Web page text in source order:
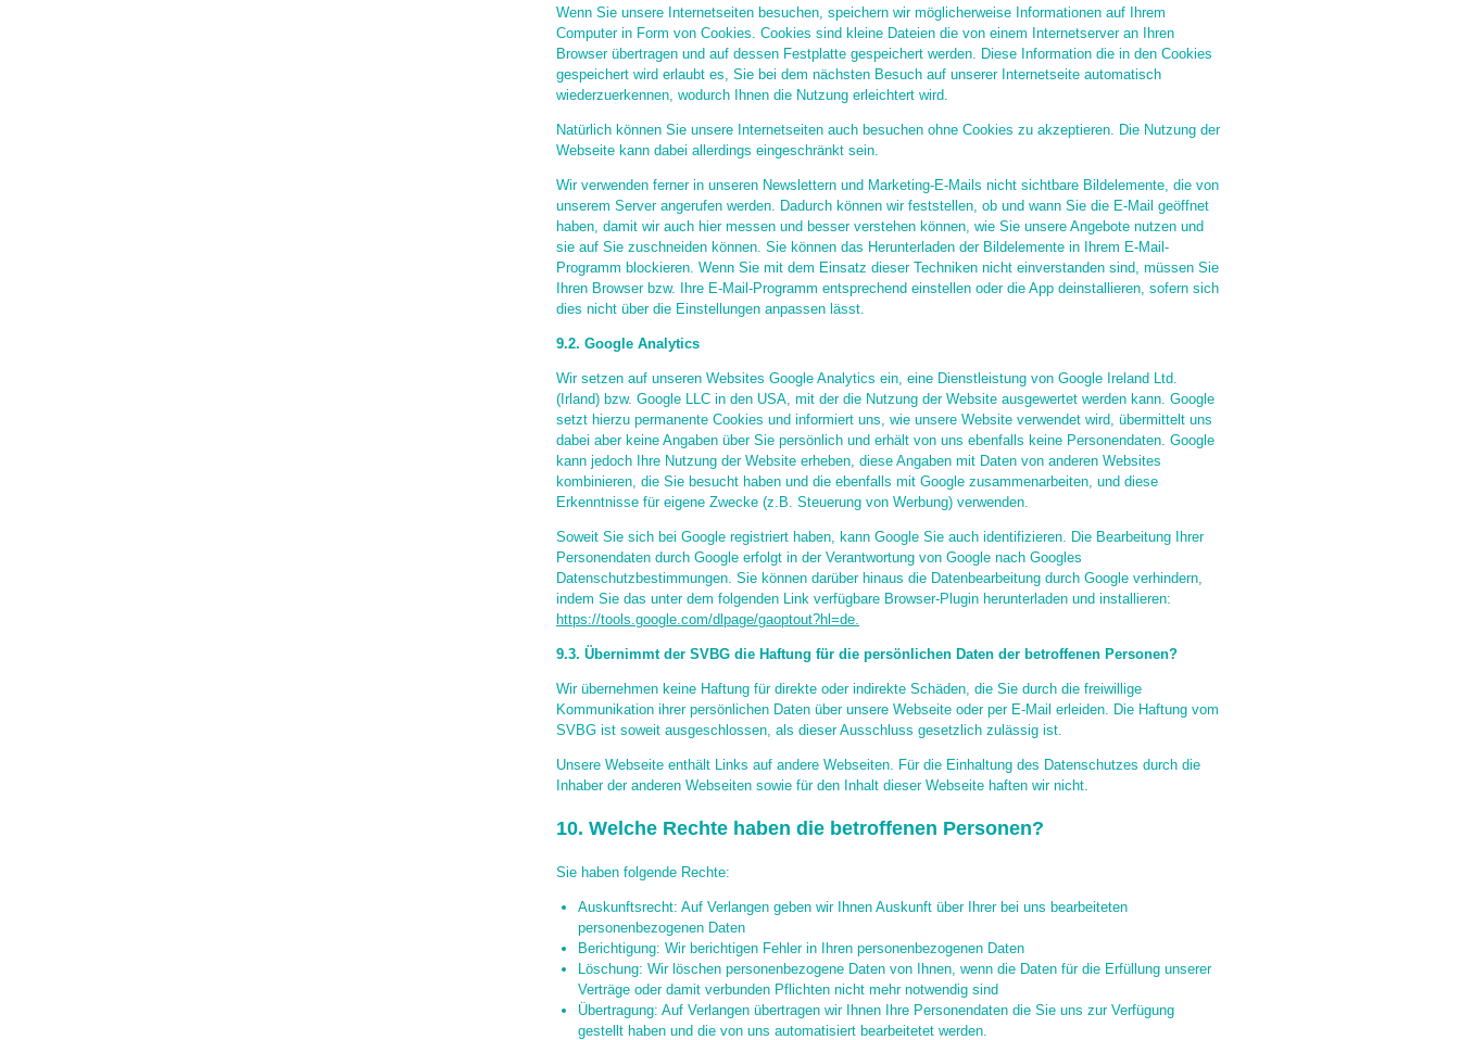
Wenn Sie unsere Internetseiten besuchen, speichern wir möglicherweise Informationen auf Ihrem
Computer in Form von Cookies. Cookies sind kleine Dateien die von einem Internetserver an Ihren
Browser übertragen und auf dessen Festplatte gespeichert werden. Diese Information die in den Cookies
gespeichert wird erlaubt es, Sie bei dem nächsten Besuch auf unserer Internetseite automatisch
wiederzuerkennen, wodurch Ihnen die Nutzung erleichtert wird.
Natürlich können Sie unsere Internetseiten auch besuchen ohne Cookies zu akzeptieren. Die Nutzung der
Webseite kann dabei allerdings eingeschränkt sein.
Wir verwenden ferner in unseren Newslettern und Marketing-E-Mails nicht sichtbare Bildelemente, die von
unserem Server angerufen werden. Dadurch können wir feststellen, ob und wann Sie die E-Mail geöffnet
haben, damit wir auch hier messen und besser verstehen können, wie Sie unsere Angebote nutzen und
sie auf Sie zuschneiden können. Sie können das Herunterladen der Bildelemente in Ihrem E-Mail-
Programm blockieren. Wenn Sie mit dem Einsatz dieser Techniken nicht einverstanden sind, müssen Sie
Ihren Browser bzw. Ihre E-Mail-Programm entsprechend einstellen oder die App deinstallieren, sofern sich
dies nicht über die Einstellungen anpassen lässt.
9.2. Google Analytics
Wir setzen auf unseren Websites Google Analytics ein, eine Dienstleistung von Google Ireland Ltd.
(Irland) bzw. Google LLC in den USA, mit der die Nutzung der Website ausgewertet werden kann. Google
setzt hierzu permanente Cookies und informiert uns, wie unsere Website verwendet wird, übermittelt uns
dabei aber keine Angaben über Sie persönlich und erhält von uns ebenfalls keine Personendaten. Google
kann jedoch Ihre Nutzung der Website erheben, diese Angaben mit Daten von anderen Websites
kombinieren, die Sie besucht haben und die ebenfalls mit Google zusammenarbeiten, und diese
Erkenntnisse für eigene Zwecke (z.B. Steuerung von Werbung) verwenden.
Soweit Sie sich bei Google registriert haben, kann Google Sie auch identifizieren. Die Bearbeitung Ihrer
Personendaten durch Google erfolgt in der Verantwortung von Google nach Googles
Datenschutzbestimmungen. Sie können darüber hinaus die Datenbearbeitung durch Google verhindern,
indem Sie das unter dem folgenden Link verfügbare Browser-Plugin herunterladen und installieren:
https://tools.google.com/dlpage/gaoptout?hl=de.
9.3. Übernimmt der SVBG die Haftung für die persönlichen Daten der betroffenen Personen?
Wir übernehmen keine Haftung für direkte oder indirekte Schäden, die Sie durch die freiwillige
Kommunikation ihrer persönlichen Daten über unsere Webseite oder per E-Mail erleiden. Die Haftung vom
SVBG ist soweit ausgeschlossen, als dieser Ausschluss gesetzlich zulässig ist.
Unsere Webseite enthält Links auf andere Webseiten. Für die Einhaltung des Datenschutzes durch die
Inhaber der anderen Webseiten sowie für den Inhalt dieser Webseite haften wir nicht.
10. Welche Rechte haben die betroffenen Personen?
Sie haben folgende Rechte:
Auskunftsrecht: Auf Verlangen geben wir Ihnen Auskunft über Ihrer bei uns bearbeiteten
personenbezogenen Daten
Berichtigung: Wir berichtigen Fehler in Ihren personenbezogenen Daten
Löschung: Wir löschen personenbezogene Daten von Ihnen, wenn die Daten für die Erfüllung unserer
Verträge oder damit verbunden Pflichten nicht mehr notwendig sind
Übertragung: Auf Verlangen übertragen wir Ihnen Ihre Personendaten die Sie uns zur Verfügung
gestellt haben und die von uns automatisiert bearbeitetet werden.